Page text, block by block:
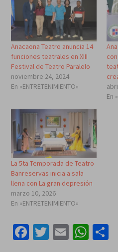
Anacaona Teatro anuncia 14
funciones teatrales en XIII
Festival de Teatro Paralelo
noviembre 24, 2024
En «ENTRETENIMIENTO»
En
La 5ta Temporada de Teatro
Banreservas inicia a sala
llena con La gran depresión
marzo 10, 2026
En «ENTRETENIMIENTO»
Facebook
Twitter
Email